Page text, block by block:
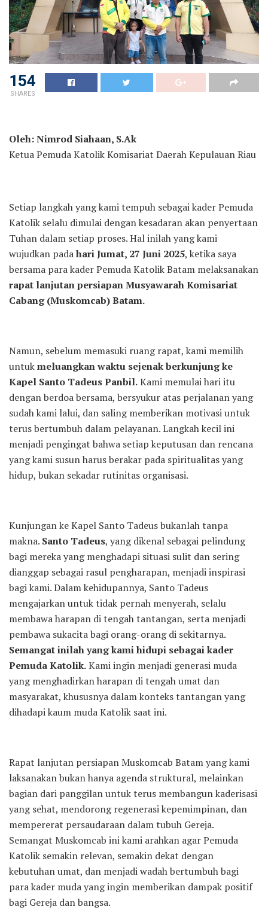
154
SHARES
Oleh: Nimrod Siahaan, S.Ak
Ketua Pemuda Katolik Komisariat Daerah Kepulauan Riau
Setiap langkah yang kami tempuh sebagai kader Pemuda
Katolik selalu dimulai dengan kesadaran akan penyertaan
Tuhan dalam setiap proses. Hal inilah yang kami
wujudkan padahari Jumat, 27 Juni 2025, ketika saya
bersama para kader Pemuda Katolik Batam melaksanakan
rapat lanjutan persiapan Musyawarah Komisariat
Cabang (Muskomcab) Batam.
Namun, sebelum memasuki ruang rapat, kami memilih
untukmeluangkan waktu sejenak berkunjung ke
Kapel Santo Tadeus Panbil.Kami memulai hari itu
dengan berdoa bersama, bersyukur atas perjalanan yang
sudah kami lalui, dan saling memberikan motivasi untuk
terus bertumbuh dalam pelayanan. Langkah kecil ini
menjadi pengingat bahwa setiap keputusan dan rencana
yang kami susun harus berakar pada spiritualitas yang
hidup, bukan sekadar rutinitas organisasi.
Kunjungan ke Kapel Santo Tadeus bukanlah tanpa
makna. Santo Tadeus, yang dikenal sebagai pelindung
bagi mereka yang menghadapi situasi sulit dan sering
dianggap sebagai rasul pengharapan, menjadi inspirasi
bagi kami. Dalam kehidupannya, Santo Tadeus
mengajarkan untuk tidak pernah menyerah, selalu
membawa harapan di tengah tantangan, serta menjadi
pembawa sukacita bagi orang-orang di sekitarnya.
Semangat inilah yang kami hidupi sebagai kader
Pemuda Katolik.Kami ingin menjadi generasi muda
yang menghadirkan harapan di tengah umat dan
masyarakat, khususnya dalam konteks tantangan yang
dihadapi kaum muda Katolik saat ini.
Rapat lanjutan persiapan Muskomcab Batam yang kami
laksanakan bukan hanya agenda struktural, melainkan
bagian dari panggilan untuk terus membangun kaderisasi
yang sehat, mendorong regenerasi kepemimpinan, dan
mempererat persaudaraan dalam tubuh Gereja.
Semangat Muskomcab ini kami arahkan agar Pemuda
Katolik semakin relevan, semakin dekat dengan
kebutuhan umat, dan menjadi wadah bertumbuh bagi
para kader muda yang ingin memberikan dampak positif
bagi Gereja dan bangsa.